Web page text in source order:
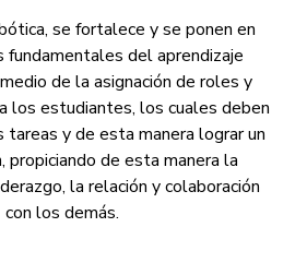
se fortalece y se ponen en
fundamentales del aprendizaje
de la asignación de roles y
a los estudiantes, los cuales deben
tareas y de esta manera lograrun
propiciando de esta manera la
la relación y colaboración
con los demás.